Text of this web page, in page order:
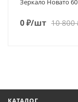
Зеркало Новато
0₽/шт 10 800